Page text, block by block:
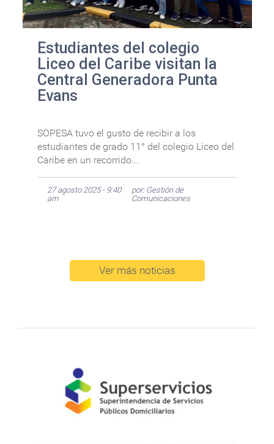
Estudiantes del colegio
Liceo del Caribe visitan la
Central Generadora Punta
Evans
SOPESA tuvo el gusto de recibir a los
estudiantes de grado 11° del colegio Liceo del
Caribe en un recorrido...
27 agosto 2025 - 9:40
am
por: Gestión de
Comunicaciones
Ver más noticias